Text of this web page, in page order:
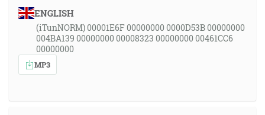
ENGLISH
(iTunNORM) 00001E6F 00000000 0000D53B 00000000
004BA139 00000000 00008323 00000000 00461CC6
00000000
MP3